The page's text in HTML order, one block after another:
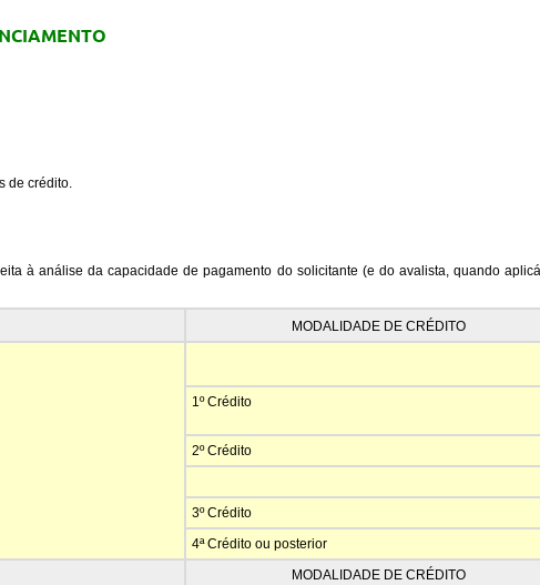
de crédito.
à análise da capacidade de pagamento do solicitante (e do avalista, quando
MODALIDADE DE CRÉDITO
1º Crédito
2º Crédito
3º Crédito
4ª Crédito ou posterior
MODALIDADE DE CRÉDITO